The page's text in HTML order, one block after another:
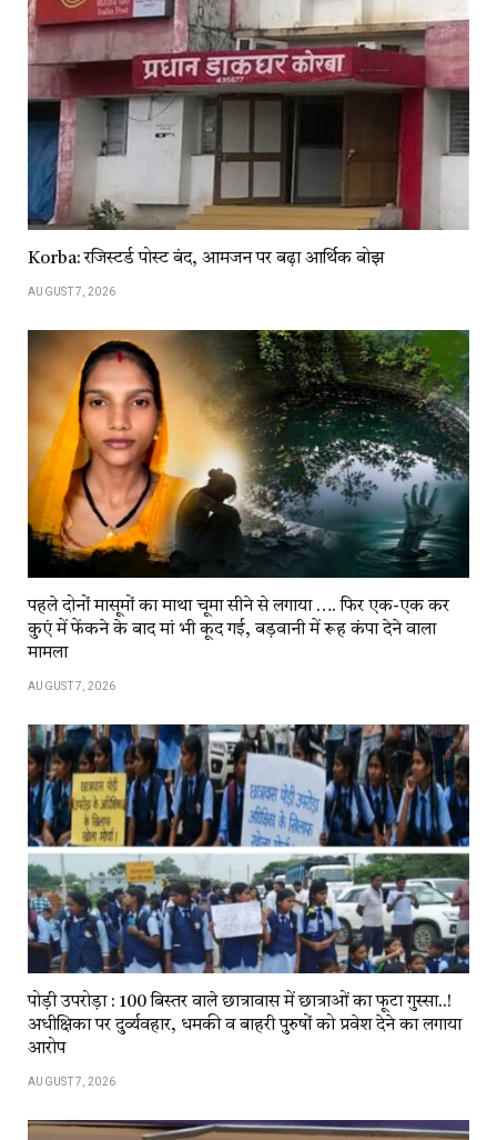
Korba: रजिस्टर्ड पोस्ट बंद, आमजन पर बढ़ा आर्थिक बोझ
AUGUST 7, 2026
पहले दोनों मासूमों का माथा चूमा सीने से लगाया …. फिर एक-एक कर
कुएं में फेंकने के बाद मां भी कूद गई, बड़वानी में रूह कंपा देने वाला
मामला
AUGUST 7, 2026
पोड़ी उपरोड़ा : 100 बिस्तर वाले छात्रावास में छात्राओं का फूटा गुस्सा..!
अधीक्षिका पर दुर्व्यवहार, धमकी व बाहरी पुरुषों को प्रवेश देने का लगाया
आरोप
AUGUST 7, 2026